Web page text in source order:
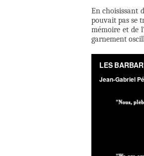
En choisissant
pouvait pas se
mémoire et de
garnement